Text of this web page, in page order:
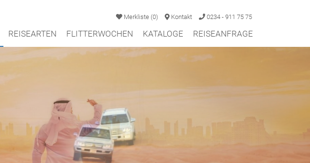
Merkliste (0) Kontakt 0234 - 911 75 75
REISEARTEN FLITTERWOCHEN KATALOGE REISEANFRAGE